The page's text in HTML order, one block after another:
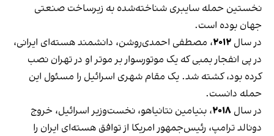
نخستین حمله سایبری شناخته‌شده به زیرساخت صنعتی
جهان بوده است.
در سال ۲۰۱۲، مصطفی احمدی‌روشن، دانشمند هسته‌ای ایرانی،
در پی انفجار بمبی که یک موتورسوار بر موتر او در تهران نصب
کرده بود، کشته شد. یک مقام شهری اسرائیل را مسئول این
حمله دانست.
در سال ۲۰۱۸، بنیامین نتانیاهو، نخست‌وزیر اسرائیل، خروج
دونالد ترامپ، رئیس‌جمهور امریکا از توافق هسته‌ای ایران را